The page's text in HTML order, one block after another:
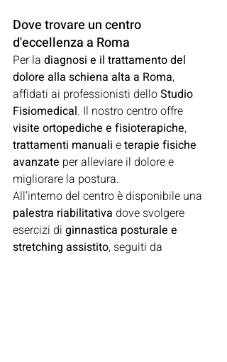
Dove trovare un centro
d'eccellenza a Roma
Per la diagnosi e il trattamento del
dolore alla schiena alta a Roma,
affidati ai professionisti dello Studio
Fisiomedical. Il nostro centro offre
visite ortopediche e fisioterapiche,
trattamenti manuali e terapie fisiche
avanzate per alleviare il dolore e
migliorare la postura.
All’interno del centro è disponibile una
palestra riabilitativa dove svolgere
esercizi di ginnastica posturale e
stretching assistito, seguiti da